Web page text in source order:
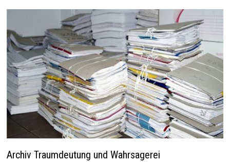
Archiv Traumdeutung und Wahrsagerei